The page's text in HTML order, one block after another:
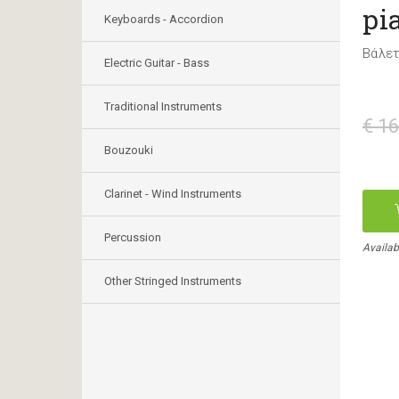
Keyboards - Accordion
Electric Guitar - Bass
Traditional Instruments
Bouzouki
Clarinet - Wind Instruments
Percussion
Other Stringed Instruments
€